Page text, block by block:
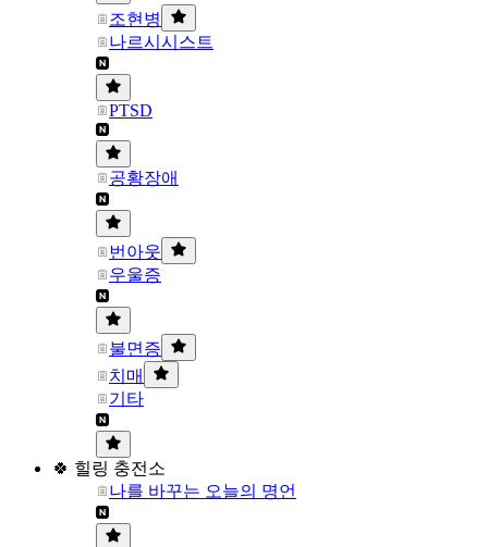
조현병
나르시시스트
PTSD
공황장애
번아웃
우울증
불면증
치매
기타
🍀 힐링 충전소
나를 바꾸는 오늘의 명언